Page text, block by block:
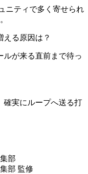
ニティで多く寄せられ
える原因は？
ルが来る直前まで待っ
確実にループへ送る打
部
部 監修